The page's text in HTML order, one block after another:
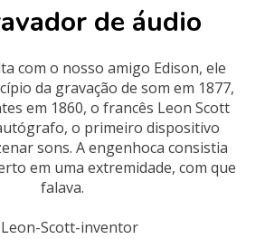
de áudio
com o nosso amigo Edison, ele
da gravação de som em 1877,
em 1860, o francês Leon Scott
o primeiro dispositivo
sons. A engenhoca consistia
em uma extremidade, com que
falava.